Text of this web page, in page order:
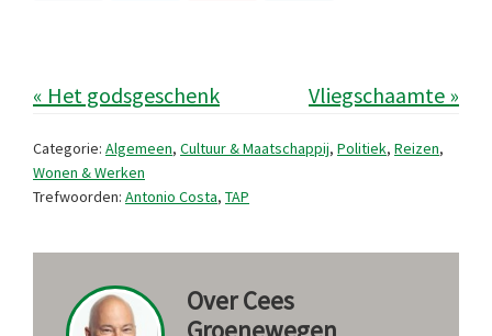
« Het godsgeschenk Vliegschaamte »
Categorie: Algemeen, Cultuur & Maatschappij, Politiek, Reizen,
Wonen & Werken
Trefwoorden: Antonio Costa, TAP
OverCees